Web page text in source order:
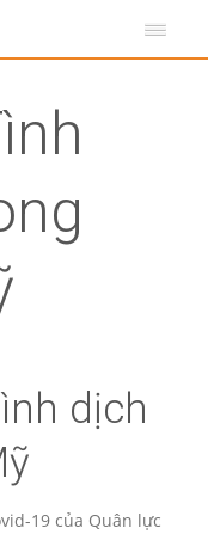
dịch
19 của Quân lực